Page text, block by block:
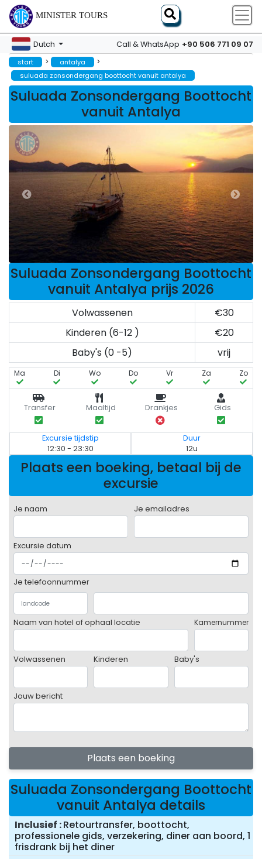
MINISTER TOURS
Dutch Call & WhatsApp +90 506 771 09 07
start > antalya >
suluada zonsondergang boottocht vanuit antalya
Suluada Zonsondergang Boottocht
vanuit Antalya
Suluada Zonsondergang Boottocht
vanuit Antalya prijs 2026
Volwassenen
€30
Kinderen (6-12 )
€20
Baby's (0 -5)
vrij
Ma Di Wo Do Vr Za Zo
Transfer Maaltijd Drankjes Gids
Excursie tijdstip
12:30 - 23:30
Duur
12u
Plaats een boeking, betaal bij de
excursie
Je naam Je emailadres
Excursie datum
Je telefoonnummer
Naam van hotel of ophaal locatie Kamernummer
Volwassenen Kinderen Baby's
Jouw bericht
Plaats een boeking
Suluada Zonsondergang Boottocht
vanuit Antalya details
Inclusief Retourtransfer, boottocht,
professionele gids, verzekering, diner aan boord, 1
frisdrank bij het diner